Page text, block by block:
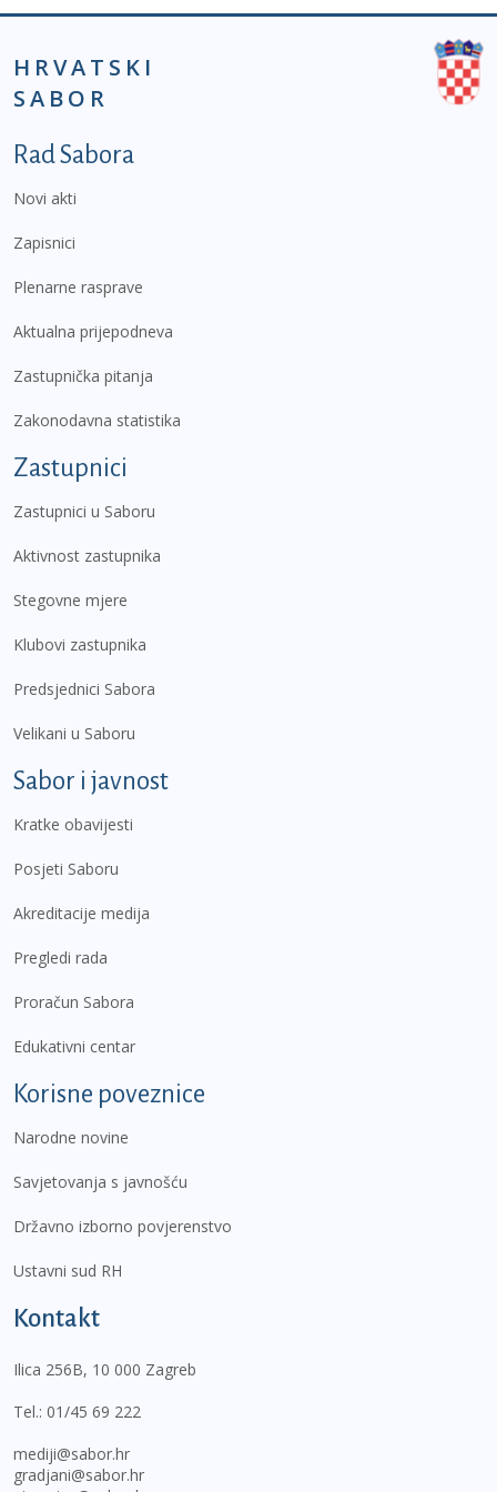
HRVATSKI
SABOR
Podnožje prvi izbornik
Rad Sabora
Novi akti
Zapisnici
Plenarne rasprave
Aktualna prijepodneva
Zastupnička pitanja
Zakonodavna statistika
Zastupnici
Zastupnici u Saboru
Aktivnost zastupnika
Stegovne mjere
Klubovi zastupnika
Predsjednici Sabora
Velikani u Saboru
Sabor i javnost
Kratke obavijesti
Posjeti Saboru
Akreditacije medija
Pregledi rada
Proračun Sabora
Edukativni centar
Korisne poveznice
Narodne novine
Savjetovanja s javnošću
Državno izborno povjerenstvo
Ustavni sud RH
Kontakt
Ilica 256B, 10 000 Zagreb
Tel.: 01/45 69 222
mediji@sabor.hr
gradjani@sabor.hr